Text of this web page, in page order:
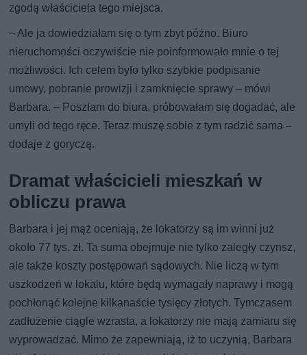
zgodą właściciela tego miejsca.
– Ale ja dowiedziałam się o tym zbyt późno. Biuro
nieruchomości oczywiście nie poinformowało mnie o tej
możliwości. Ich celem było tylko szybkie podpisanie
umowy, pobranie prowizji i zamknięcie sprawy – mówi
Barbara. – Poszłam do biura, próbowałam się dogadać, ale
umyli od tego ręce. Teraz muszę sobie z tym radzić sama –
dodaje z goryczą.
Dramat właścicieli mieszkań w
obliczu prawa
Barbara i jej mąż oceniają, że lokatorzy są im winni już
około 77 tys. zł. Ta suma obejmuje nie tylko zaległy czynsz,
ale także koszty postępowań sądowych. Nie liczą w tym
uszkodzeń w lokalu, które będą wymagały naprawy i mogą
pochłonąć kolejne kilkanaście tysięcy złotych. Tymczasem
zadłużenie ciągle wzrasta, a lokatorzy nie mają zamiaru się
wyprowadzać. Mimo że zapewniają, iż to uczynią, Barbara